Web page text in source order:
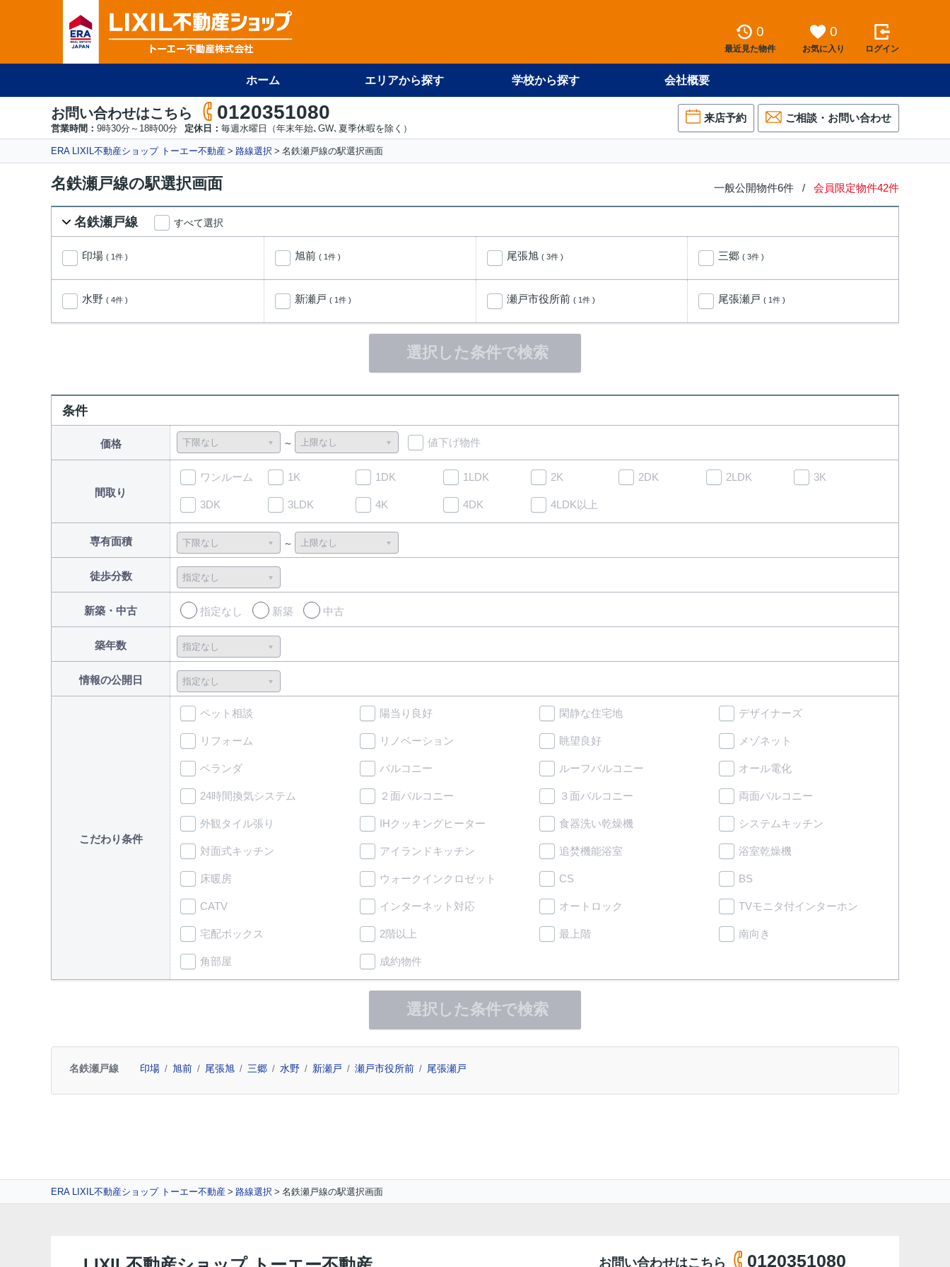
0
最近見た物件
0
お気に入り ログイン
ホーム エリアから探す 学校から探す 会社概要
お問い合わせはこちら 0120351080
営業時間： 9時30分～18時00分 定休日： 毎週水曜日（年末年始､GW､夏季休暇を除く）
来店予約 ご相談・お問い合わせ
ERA LIXIL不動産ショップ トーエー不動産 路線選択 名鉄瀬戸線の駅選択画面
名鉄瀬戸線の駅選択画面 一般公開物件6件 / 会員限定物件42件
名鉄瀬戸線 すべて選択
印場 ( 1件 ) 旭前 ( 1件 ) 尾張旭 ( 3件 ) 三郷 ( 3件 )
水野 ( 4件 ) 新瀬戸 ( 1件 ) 瀬戸市役所前 ( 1件 ) 尾張瀬戸 ( 1件 )
選択した条件で検索
条件
価格 値下げ物件
間取り
ワンルーム 1K 1DK 1LDK 2K 2DK 2LDK 3K
3DK 3LDK 4K 4DK 4LDK以上
専有面積
徒歩分数
新築・中古 指定なし 新築 中古
築年数
情報の公開日
こだわり条件
ペット相談 陽当り良好 閑静な住宅地 デザイナーズ
リフォーム リノベーション 眺望良好 メゾネット
ベランダ バルコニー ルーフバルコニー オール電化
24時間換気システム ２面バルコニー ３面バルコニー 両面バルコニー
外観タイル張り IHクッキングヒーター 食器洗い乾燥機 システムキッチン
対面式キッチン アイランドキッチン 追焚機能浴室 浴室乾燥機
床暖房 ウォークインクロゼット CS BS
CATV インターネット対応 オートロック TVモニタ付インターホン
宅配ボックス 2階以上 最上階 南向き
角部屋 成約物件
選択した条件で検索
名鉄瀬戸線 印場 旭前 尾張旭 三郷 水野 新瀬戸 瀬戸市役所前 尾張瀬戸
ERA LIXIL不動産ショップ トーエー不動産 路線選択 名鉄瀬戸線の駅選択画面
お問い合わせはこちら 0120351080